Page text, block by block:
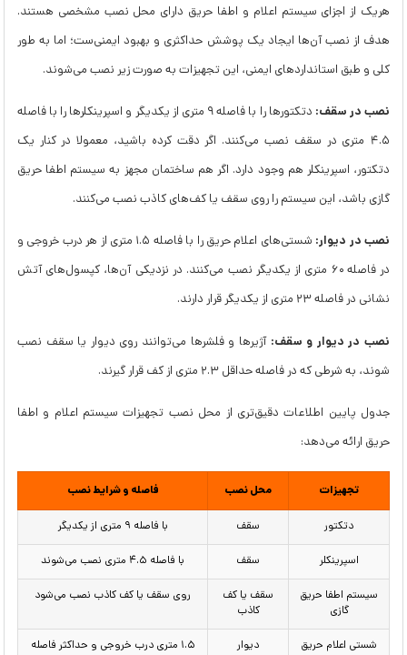
هریک از اجزای سیستم اعلام و اطفا حریق دارای محل نصب مشخصی هستند.
هدف از نصب آن‌ها ایجاد یک پوشش حداکثری و بهبود ایمنی‌ست؛ اما به طور
کلی و طبق استانداردهای ایمنی، این تجهیزات به صورت زیر نصب می‌شوند.
نصب در سقف:
دتکتورها را با فاصله ۹ متری از یکدیگر و اسپرینکلرها را با فاصله
۴.۵ متری در سقف نصب می‌کنند. اگر دقت کرده باشید، معمولا در کنار یک
دتکتور، اسپرینکلر هم وجود دارد. اگر هم ساختمان مجهز به سیستم اطفا حریق
گازی باشد، این سیستم را روی سقف یا کف‌های کاذب نصب می‌کنند.
نصب در دیوار:
شستی‌های اعلام حریق را با فاصله ۱.۵ متری از هر درب خروجی و
در فاصله ۶۰ متری از یکدیگر نصب می‌کنند. در نزدیکی آن‌ها، کپسول‌های آتش
نشانی در فاصله ۲۳ متری از یکدیگر قرار دارند.
نصب در دیوار و سقف: آژیرها و فلشرها می‌توانند روی دیوار یا سقف نصب
شوند، به شرطی که در فاصله حداقل ۲.۳ متری از کف قرار گیرند.
جدول پایین اطلاعات دقیق‌تری از محل نصب تجهیزات سیستم اعلام و اطفا
حریق ارائه می‌دهد:
تجهیزات محل نصب فاصله و شرایط نصب
دتکتور سقف با فاصله ۹ متری از یکدیگر
اسپرینکلر سقف با فاصله ۴.۵ متری نصب می‌شوند
سیستم اطفا حریق
گازی
سقف یا کف
کاذب
روی سقف یا کف کاذب نصب می‌شود
شستی اعلام حریق دیوار
۱.۵ متری درب خروجی و حداکثر فاصله